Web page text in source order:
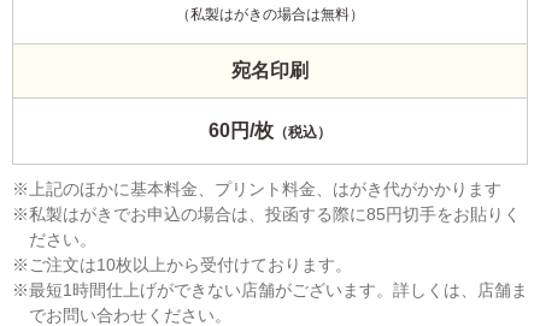
（私製はがきの場合は無料）
宛名印刷
60円/枚 （税込）
上記のほかに基本料金、プリント料金、はがき代がかかります
私製はがきでお申込の場合は、投函する際に85円切手をお貼りく
ださい。
ご注文は10枚以上から受付けております。
最短1時間仕上げができない店舗がございます。詳しくは、店舗ま
でお問い合わせください。